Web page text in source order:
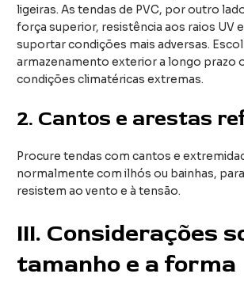
ligeiras. As tendas de PVC, por outro
força superior, resistência aos raios UV
suportar condições mais adversas.
armazenamento exterior a longo prazo
condições climatéricas extremas.
2. Cantos e arestas
Procure tendas com cantos e
normalmente com ilhós ou bainhas,
resistem ao vento e à tensão.
III. Considerações
tamanho e a forma